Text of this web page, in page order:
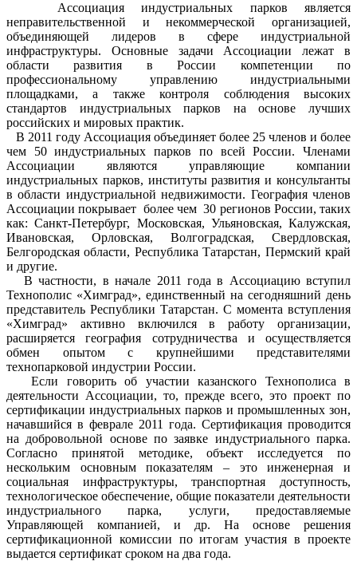
Ассоциация индустриальных парков является
неправительственной и некоммерческой организацией,
объединяющей лидеров в сфере индустриальной
инфраструктуры. Основные задачи Ассоциации лежат в
области развития в России компетенции по
профессиональному управлению индустриальными
площадками, а также контроля соблюдения высоких
стандартов индустриальных парков на основе лучших
российских и мировых практик.
В 2011 году Ассоциация объединяет более 25 членов и более
чем 50 индустриальных парков по всей России. Членами
Ассоциации являются управляющие компании
индустриальных парков, институты развития и консультанты
в области индустриальной недвижимости. География членов
Ассоциации покрывает более чем 30 регионов России, таких
как: Санкт-Петербург, Московская, Ульяновская, Калужская,
Ивановская, Орловская, Волгоградская, Свердловская,
Белгородская области, Республика Татарстан, Пермский край
и другие.
В частности, в начале 2011 года в Ассоциацию вступил
Технополис «Химград», единственный на сегодняшний день
представитель Республики Татарстан. С момента вступления
«Химград» активно включился в работу организации,
расширяется география сотрудничества и осуществляется
обмен опытом с крупнейшими представителями
технопарковой индустрии России.
Если говорить об участии казанского Технополиса в
деятельности Ассоциации, то, прежде всего, это проект по
сертификации индустриальных парков и промышленных зон,
начавшийся в феврале 2011 года. Сертификация проводится
на добровольной основе по заявке индустриального парка.
Согласно принятой методике, объект исследуется по
нескольким основным показателям – это инженерная и
социальная инфраструктуры, транспортная доступность,
технологическое обеспечение, общие показатели деятельности
индустриального парка, услуги, предоставляемые
Управляющей компанией, и др. На основе решения
сертификационной комиссии по итогам участия в проекте
выдается сертификат сроком на два года.